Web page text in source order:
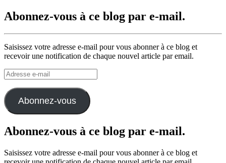
Abonnez-vous à ce blog par e-mail.
Saisissez votre adresse e-mail pour vous abonner à ce blog et
recevoir une notification de chaque nouvel article par email.
Adresse
e-
mail
Abonnez-vous
Abonnez-vous à ce blog par e-mail.
Saisissez votre adresse e-mail pour vous abonner à ce blog et